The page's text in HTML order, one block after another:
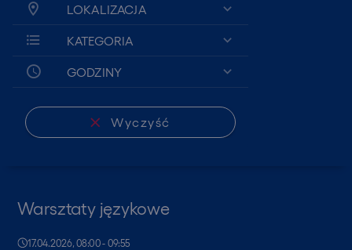
LOKALIZACJA
KATEGORIA
GODZINY
Wyczyść
Warsztaty językowe
17.04.2026, 08:00 - 09:55